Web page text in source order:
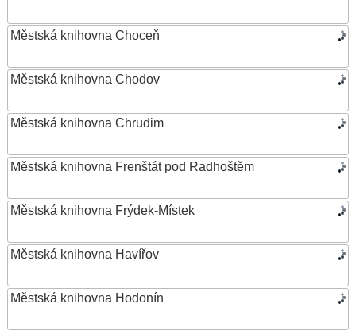
Městská knihovna Choceň
Městská knihovna Chodov
Městská knihovna Chrudim
Městská knihovna Frenštát pod Radhoštěm
Městská knihovna Frýdek-Místek
Městská knihovna Havířov
Městská knihovna Hodonín